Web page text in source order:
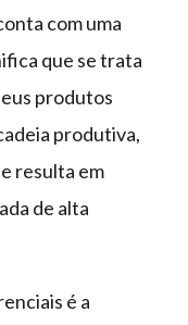
com uma
que se trata
produtos
produtiva,
resulta em
de alta
é a